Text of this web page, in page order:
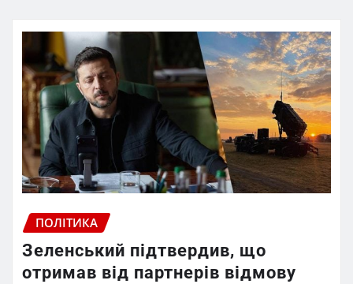
ПОЛІТИКА
Зеленський підтвердив, що
отримав від партнерів відмову